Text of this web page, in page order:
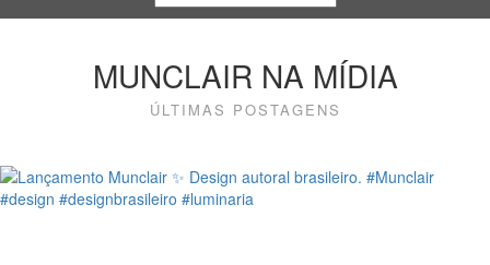
MUNCLAIR NA MÍDIA
ÚLTIMAS POSTAGENS